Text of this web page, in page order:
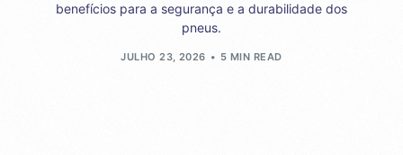
benefícios para a segurança e a durabilidade dos
pneus.
JULHO 23, 2026 5 MIN READ